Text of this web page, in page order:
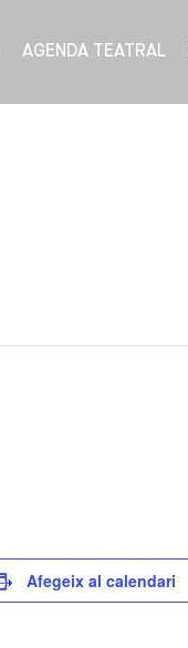
AGENDA TEATRAL
Afegeix al calendari